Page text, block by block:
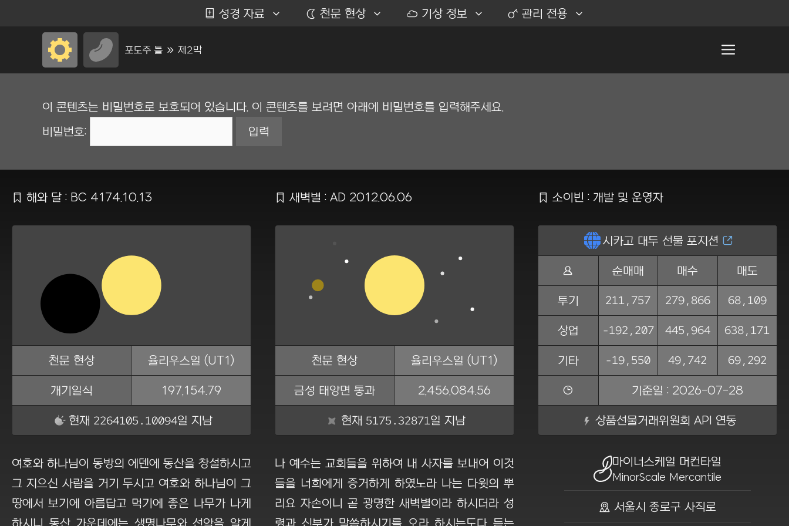
Ẵ 성경 자료 Ặ 천문 현상 ỗ 기상 정보 ặ 관리 전용
포도주 틀 Ộ 제2막
이 콘텐츠는 비밀번호로 보호되어 있습니다. 이 콘텐츠를 보려면 아래에 비밀번호를 입력해주세요.
비밀번호:
Ẍ 해와 달 : BC 4174.10.13
천문 현상 율리우스일 (UT1)
개기일식 197,154.79
현재 2264105.10094일 지남
여호와 하나님이 동방의 에덴에 동산을 창설하시고
그 지으신 사람을 거기 두시고 여호와 하나님이 그
땅에서 보기에 아름답고 먹기에 좋은 나무가 나게
하시니 동산 가운데에는 생명나무와 선악을 알게
Ẍ 새벽별 : AD 2012.06.06
천문 현상 율리우스일 (UT1)
금성 태양면 통과 2,456,084.56
현재 5175.32871일 지남
나 예수는 교회들을 위하여 내 사자를 보내어 이것
들을 너희에게 증거하게 하였노라 나는 다윗의 뿌
리요 자손이니 곧 광명한 새벽별이라 하시더라 성
령과 신부가 말씀하시기를 오라 하시는도다 듣는
Ẍ 소이빈 : 개발 및 운영자
ẵ시카고 대두 선물 포지션 Ằ
Ṅ 순매매 매수 매도
투기 211,757 279,866 68,109
상업 -192,207 445,964 638,171
기타 -19,550 49,742 69,292
ẏ 기준일 : 2026-07-28
상품선물거래위원회 API 연동
마이너스케일 머컨타일
MinorScale Mercantile
ồ 서울시 종로구 사직로